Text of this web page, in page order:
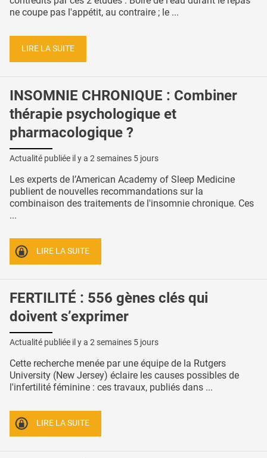
ne coupe pas l'appétit, au contraire ; le ...
LIRE LA SUITE
INSOMNIE CHRONIQUE : Combiner
thérapie psychologique et
pharmacologique ?
Actualité publiée il y a 2 semaines 5 jours
Les experts de l’American Academy of Sleep Medicine
publient de nouvelles recommandations sur la
combinaison des traitements de l'insomnie chronique. Ces
...
LIRE LA SUITE
FERTILITÉ : 556 gènes clés qui
doivent s’exprimer
Actualité publiée il y a 2 semaines 5 jours
Cette recherche menée par une équipe de la Rutgers
University (New Jersey) éclaire les causes possibles de
l'infertilité féminine : ces travaux, publiés dans ...
LIRE LA SUITE